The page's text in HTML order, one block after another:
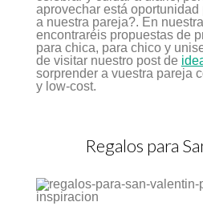
aprovechar está
a nuestra pareja?. En
encontraréis propuestas de
para chica, para chico y
de visitar nuestro post de
sorprender a vuestra pareja
y low-cost.
Regalos para